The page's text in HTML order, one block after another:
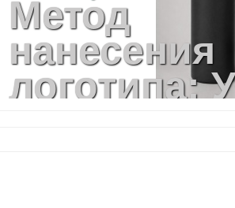
Метод
нанесения
логотипа: